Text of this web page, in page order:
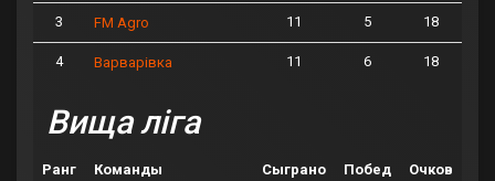
3 FM Agro 11 5 18
4 Варварівка 11 6 18
Вища ліга
Ранг Команды Сыграно Побед Очков